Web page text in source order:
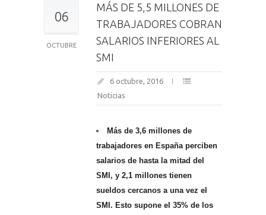
06
OCTUBRE
MÁS DE 5,5 MILLONES DE
TRABAJADORES COBRAN
SALARIOS INFERIORES AL
SMI
6 octubre, 2016
Noticias
Más de 3,6 millones de
trabajadores en España perciben
salarios de hasta la mitad del
SMI, y 2,1 millones tienen
sueldos cercanos a una vez el
SMI. Esto supone el 35% de los